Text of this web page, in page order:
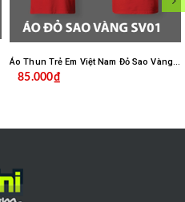
Áo Thun Trẻ Em Việt Nam Đỏ Sao Vàng Cao Cấp Mè Caro SV01
85.000₫